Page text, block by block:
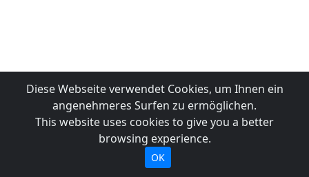
Diese Webseite verwendet Cookies, um Ihnen ein
angenehmeres Surfen zu ermöglichen.
This website uses cookies to give you a better
browsing experience.
OK